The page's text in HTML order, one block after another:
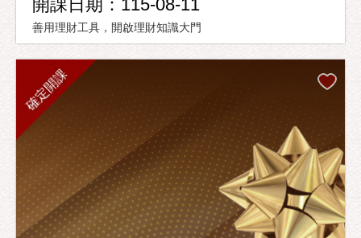
開課日期：115-08-11
善用理財工具，開啟理財知識大門
確定開課